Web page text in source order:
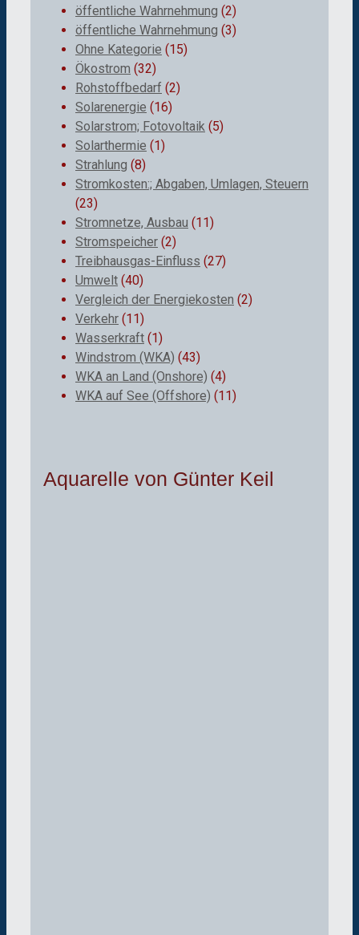
öffentliche Wahrnehmung (2)
öffentliche Wahrnehmung (3)
Ohne Kategorie (15)
Ökostrom (32)
Rohstoffbedarf (2)
Solarenergie (16)
Solarstrom; Fotovoltaik (5)
Solarthermie (1)
Strahlung (8)
Stromkosten:; Abgaben, Umlagen, Steuern
(23)
Stromnetze, Ausbau (11)
Stromspeicher (2)
Treibhausgas-Einfluss (27)
Umwelt (40)
Vergleich der Energiekosten (2)
Verkehr (11)
Wasserkraft (1)
Windstrom (WKA) (43)
WKA an Land (Onshore) (4)
WKA auf See (Offshore) (11)
Aquarelle von Günter Keil